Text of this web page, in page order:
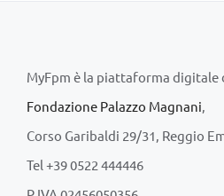
MyFpm è la piattaforma digitale
Fondazione Palazzo Magnani,
Corso Garibaldi 29/31, Reggio
Tel +39 0522 444446